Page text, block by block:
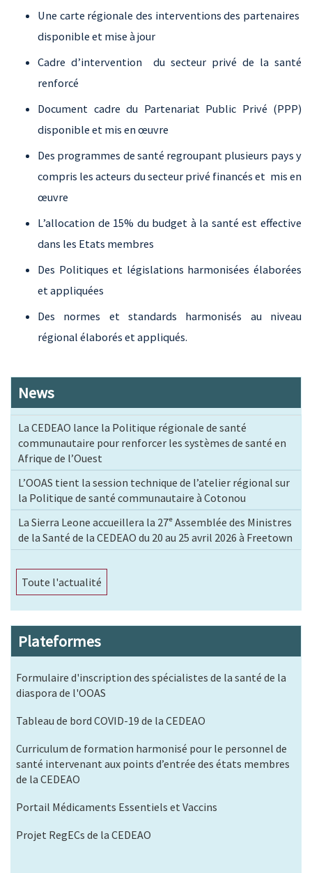
Une carte régionale des interventions des partenaires
disponible et mise à jour
Cadre d’intervention du secteur privé de la santé
renforcé
Document cadre du Partenariat Public Privé (PPP)
disponible et mis en œuvre
Des programmes de santé regroupant plusieurs pays y
compris les acteurs du secteur privé financés et mis en
œuvre
L’allocation de 15% du budget à la santé est effective
dans les Etats membres
Des Politiques et législations harmonisées élaborées
et appliquées
Des normes et standards harmonisés au niveau
régional élaborés et appliqués.
News
La CEDEAO lance la Politique régionale de santé
communautaire pour renforcer les systèmes de santé en
Afrique de l’Ouest
L’OOAS tient la session technique de l’atelier régional sur
la Politique de santé communautaire à Cotonou
La Sierra Leone accueillera la 27ᵉ Assemblée des Ministres
de la Santé de la CEDEAO du 20 au 25 avril 2026 à Freetown
Toute l'actualité
Plateformes
Formulaire d'inscription des spécialistes de la santé de la
diaspora de l'OOAS
Tableau de bord COVID-19 de la CEDEAO
Curriculum de formation harmonisé pour le personnel de
santé intervenant aux points d’entrée des états membres
de la CEDEAO
Portail Médicaments Essentiels et Vaccins
Projet RegECs de la CEDEAO